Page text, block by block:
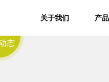
关于我们 产
态